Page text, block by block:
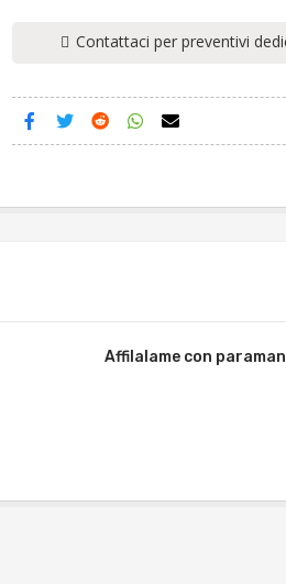
Contattaci per preventivi
Affilalame con